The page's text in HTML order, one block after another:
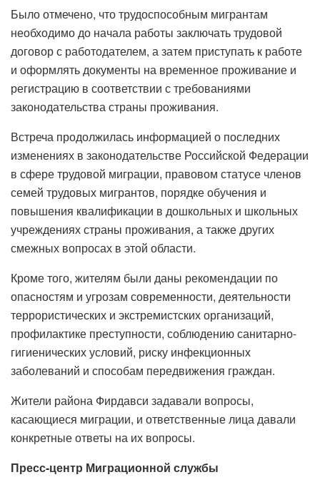
Было отмечено, что трудоспособным мигрантам
необходимо до начала работы заключать трудовой
договор с работодателем, а затем приступать к работе
и оформлять документы на временное проживание и
регистрацию в соответствии с требованиями
законодательства страны проживания.
Встреча продолжилась информацией о последних
изменениях в законодательстве Российской Федерации
в сфере трудовой миграции, правовом статусе членов
семей трудовых мигрантов, порядке обучения и
повышения квалификации в дошкольных и школьных
учреждениях страны проживания, а также других
смежных вопросах в этой области.
Кроме того, жителям были даны рекомендации по
опасностям и угрозам современности, деятельности
террористических и экстремистских организаций,
профилактике преступности, соблюдению санитарно-
гигиенических условий, риску инфекционных
заболеваний и способам передвижения граждан.
Жители района Фирдавси задавали вопросы,
касающиеся миграции, и ответственные лица давали
конкретные ответы на их вопросы.
Пресс-центр Миграционной службы